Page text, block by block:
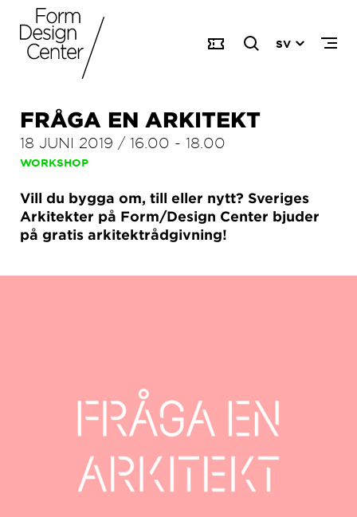
SV
FRÅGA EN ARKITEKT
18 JUNI 2019 / 16.00 - 18.00
WORKSHOP
Vill du bygga om, till eller nytt? Sveriges
Arkitekter på Form/Design Center bjuder
på gratis arkitektrådgivning!